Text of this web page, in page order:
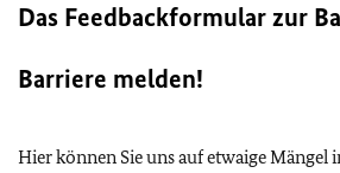
Das Feedbackformular zur
Barriere melden!
Hier können Sie uns auf etwaige Mängel